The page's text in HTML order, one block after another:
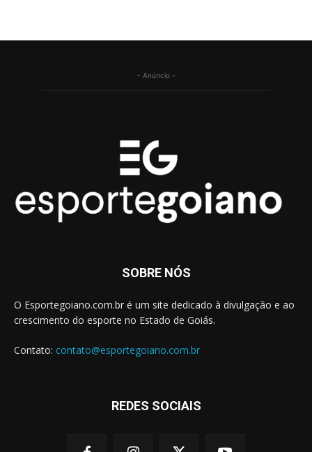
- Anúncio -
SOBRE NÓS
O Esportegoiano.com.br é um site dedicado à divulgação e ao
crescimento do esporte no Estado de Goiás.
Contato: contato@esportegoiano.com.br
REDES SOCIAIS